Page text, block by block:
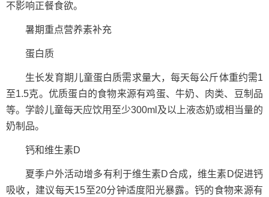
不影响正餐食欲。
暑期重点营养素补充
蛋白质
生长发育期儿童蛋白质需求量大，每天每公斤体重约需1
至1.5克。优质蛋白的食物来源有鸡蛋、牛奶、肉类、豆制品
等。学龄儿童每天应饮用至少300ml及以上液态奶或相当量的
奶制品。
钙和维生素D
夏季户外活动增多有利于维生素D合成，维生素D促进钙
吸收，建议每天15至20分钟适度阳光暴露。钙的食物来源有